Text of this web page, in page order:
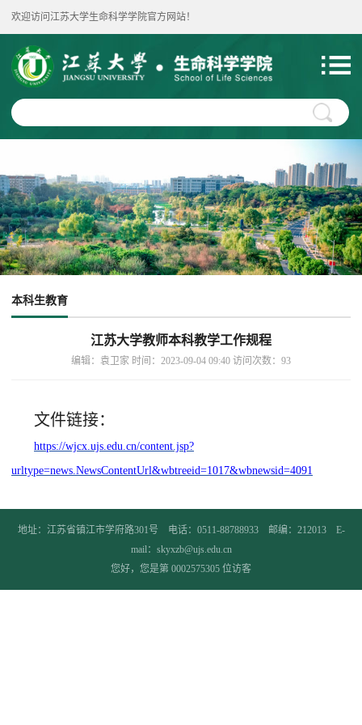
欢迎访问江苏大学生命科学学院官方网站！
本科生教育
江苏大学教师本科教学工作规程
编辑：袁卫家 时间：2023-09-04 09:40 访问次数： 93
文件链接：
https://wjcx.ujs.edu.cn/content.jsp?
urltype=news.NewsContentUrl&wbtreeid=1017&wbnewsid=4091
地址：江苏省镇江市学府路301号 电话：0511-88788933 邮编：212013 E-
mail：skyxzb@ujs.edu.cn
您好，您是第 0002575305 位访客